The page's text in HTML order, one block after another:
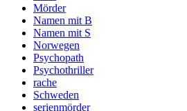
Mörder
Namen mit B
Namen mit S
Norwegen
Psychopath
Psychothriller
rache
Schweden
serienmörder